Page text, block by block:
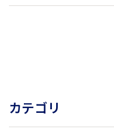
「一
カテゴリ